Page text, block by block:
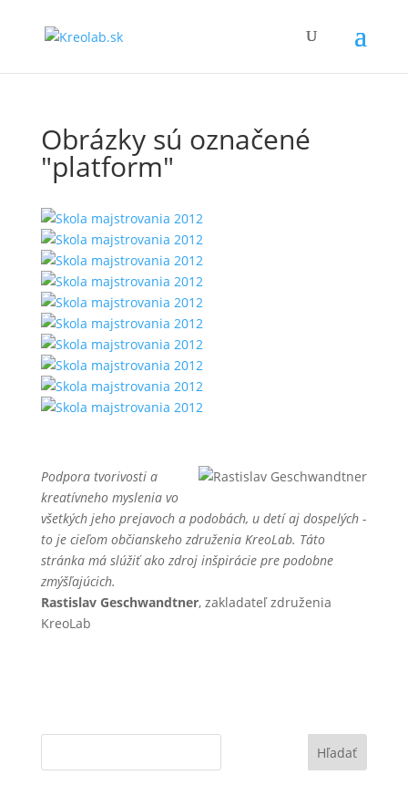
Obrázky sú označené
"platform"
Podpora tvorivosti a
kreatívneho myslenia vo
všetkých jeho prejavoch a podobách, u detí aj dospelých -
to je cieľom občianskeho združenia KreoLab. Táto
stránka má slúžiť ako zdroj inšpirácie pre podobne
zmýšľajúcich.
Rastislav Geschwandtner, zakladateľ združenia
KreoLab
Hľadať